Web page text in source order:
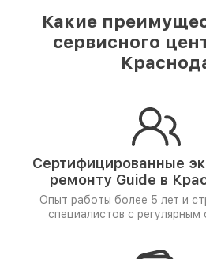
Какие
сервисного
Сертифицированные
ремонту Guide в
Опыт работы более 5 лет и
специалистов с регулярным